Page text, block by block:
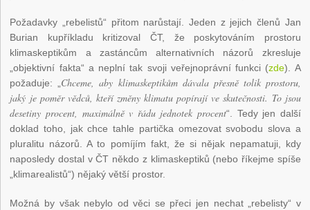
Požadavky „rebelistů“ přitom narůstají. Jeden z jejich členů Jan
Burian kupříkladu kritizoval ČT, že poskytováním prostoru
klimaskeptikům a zastáncům alternativních názorů zkresluje
„objektivní fakta“ a neplní tak svoji veřejnoprávní funkci (zde). A
požaduje: „Chceme, aby klimaskeptikům dávala přesně tolik prostoru,
jaký je poměr vědců, kteří změny klimatu popírají ve skutečnosti. To jsou
desetiny procent, maximálně v řádu jednotek procent“. Tedy jen další
doklad toho, jak chce tahle partička omezovat svobodu slova a
pluralitu názorů. A to pomíjím fakt, že si nějak nepamatuji, kdy
naposledy dostal v ČT někdo z klimaskeptiků (nebo říkejme spíše
„klimarealistů“) nějaký větší prostor.
Možná by však nebylo od věci se přeci jen nechat „rebelisty“ v